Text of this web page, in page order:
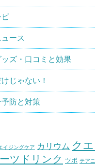
ピ
ース
ズ・口コミと効果
じゃない！
防と対策
イジングケア カリウム ク
ツドリンク ツボ テア